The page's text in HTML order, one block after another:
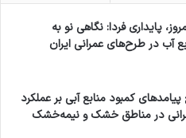
پایداری فردا: نگاهی نو به
آب در طرح‌های عمرانی ایران
کمبود منابع آبی بر عملکرد
در مناطق خشک و نیمه‌خشک